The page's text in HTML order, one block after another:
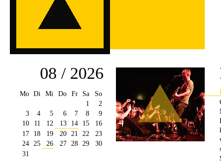
08 / 2026
Mo Di Mi Do Fr Sa
So
1
2
3
4 5 6 7 8
9
10
11 12 13 14 15
16
17
18 19 20 21 22
23
24 25 26 27 28 29
30
31